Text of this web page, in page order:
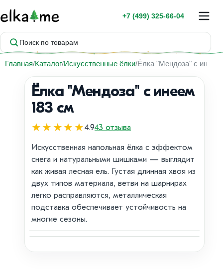
+7 (499) 325-66-04
Поиск по товарам
Главная Каталог Искусственные ёлки Ёлка "Мендоза" с инеем
Ёлка "Мендоза" с инеем
183 см
★★★★★4.943 отзыва
Искусственная напольная ёлка с эффектом
снега и натуральными шишками — выглядит
как живая лесная ель. Густая длинная хвоя из
двух типов материала, ветви на шарнирах
легко расправляются, металлическая
подставка обеспечивает устойчивость на
многие сезоны.